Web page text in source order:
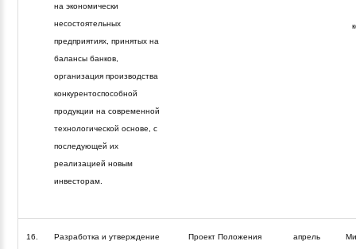
на экономически
несостоятельных
предприятиях, принятых на
балансы банков,
организация производства
конкурентоспособной
продукции на современной
технологической основе, с
последующей их
реализацией новым
инвесторам.
16.
Разработка и утверждение
Проект Положения апрель